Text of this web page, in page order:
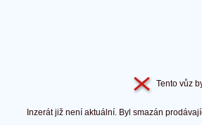
Tento vůz
Inzerát již není aktuální. Byl smazán